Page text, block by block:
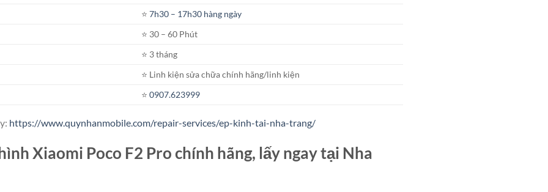
⭐️7h30 – 17h30 hàng ngày
⭐️ 30 – 60 Phút
⭐️ 3 tháng
⭐️ Linh kiện sửa chữa chính hãng/linh kiện
⭐️0907.623999
https://www.quynhanmobile.com/repair-services/ep-kinh-tai-nha-trang/
Xiaomi Poco F2 Pro chính hãng, lấy ngay tại Nha